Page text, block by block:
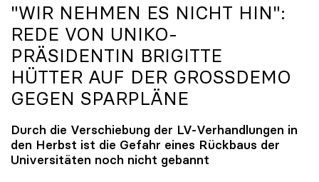
"WIR NEHMEN ES NICHT HIN":
REDE VON UNIKO-
PRÄSIDENTIN BRIGITTE
HÜTTER AUF DER GROSSDEMO G
EGEN SPARPLÄNE
Durch die Verschiebung der LV-Verhandlungen in
den Herbst ist die Gefahr eines Rückbaus der
Universitäten noch nicht gebannt